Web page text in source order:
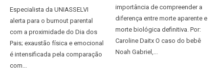
Especialista da UNIASSELVI
alerta para o burnout parental
com a proximidade do Dia dos
Pais; exaustão física e emocional
é intensificada pela comparação
com...
importância de compreender a
diferença entre morte aparente e
morte biológica definitiva. Por:
Caroline Daitx O caso do bebê
Noah Gabriel,...